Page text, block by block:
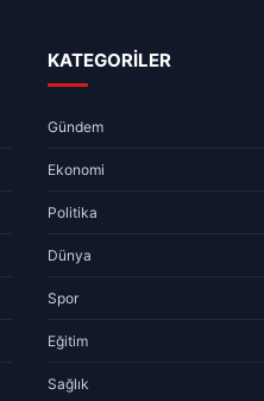
KATEGORİLER
Gündem
Ekonomi
Politika
Dünya
Spor
Eğitim
Sağlık